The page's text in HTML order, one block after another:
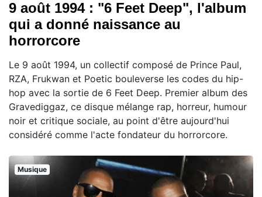
9 août 1994 : "6 Feet Deep", l'album
qui a donné naissance au
horrorcore
Le 9 août 1994, un collectif composé de Prince Paul,
RZA, Frukwan et Poetic bouleverse les codes du hip-
hop avec la sortie de 6 Feet Deep. Premier album des
Gravediggaz, ce disque mélange rap, horreur, humour
noir et critique sociale, au point d'être aujourd'hui
considéré comme l'acte fondateur du horrorcore.
Musique